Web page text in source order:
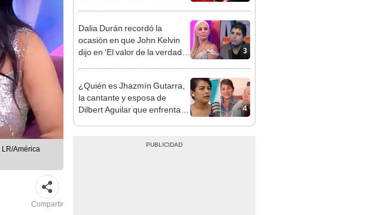
LR/América
Compartir
3
Dalia Durán recordó la
ocasión en que John Kelvin
dijo en ‘El valor de la verdad’
4
¿Quién es Jhazmín Gutarra,
la cantante y esposa de
Dilbert Aguilar que enfrenta